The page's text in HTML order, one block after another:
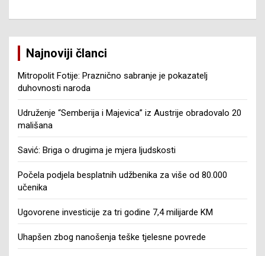
Najnoviji članci
Mitropolit Fotije: Praznično sabranje je pokazatelj
duhovnosti naroda
Udruženje “Semberija i Majevica” iz Austrije obradovalo 20
mališana
Savić: Briga o drugima je mjera ljudskosti
Počela podjela besplatnih udžbenika za više od 80.000
učenika
Ugovorene investicije za tri godine 7,4 milijarde KM
Uhapšen zbog nanošenja teške tjelesne povrede